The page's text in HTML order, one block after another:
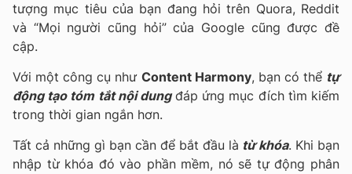
tượng mục tiêu của bạn đang hỏi trên Quora, Reddit
và “Mọi người cũng hỏi” của Google cũng được đề
cập.
Với một công cụ như Content Harmony, bạn có thể tự
động tạo tóm tắt nội dungđáp ứng mục đích tìm kiếm
trong thời gian ngắn hơn.
Tất cả những gì bạn cần để bắt đầu là từ khóa. Khi bạn
nhập từ khóa đó vào phần mềm, nó sẽ tự động phân